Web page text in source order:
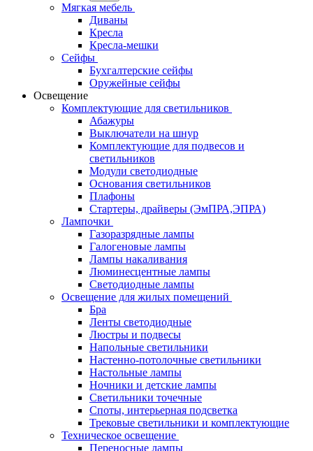
Мягкая мебель
Диваны
Кресла
Кресла-мешки
Сейфы
Бухгалтерские сейфы
Оружейные сейфы
Освещение
Комплектующие для светильников
Абажуры
Выключатели на шнур
Комплектующие для подвесов и
светильников
Модули светодиодные
Основания светильников
Плафоны
Стартеры, драйверы (ЭмПРА,ЭПРА)
Лампочки
Газоразрядные лампы
Галогеновые лампы
Лампы накаливания
Люминесцентные лампы
Светодиодные лампы
Освещение для жилых помещений
Бра
Ленты светодиодные
Люстры и подвесы
Напольные светильники
Настенно-потолочные светильники
Настольные лампы
Ночники и детские лампы
Светильники точечные
Споты, интерьерная подсветка
Трековые светильники и комплектующие
Техническое освещение
Переносные лампы